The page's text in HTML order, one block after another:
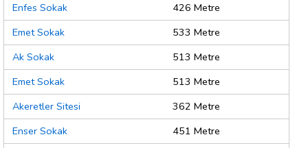
Enfes Sokak
426 Metre
Emet Sokak
533 Metre
Ak Sokak
513 Metre
Emet Sokak
513 Metre
Akeretler Sitesi
362 Metre
Enser Sokak
451 Metre